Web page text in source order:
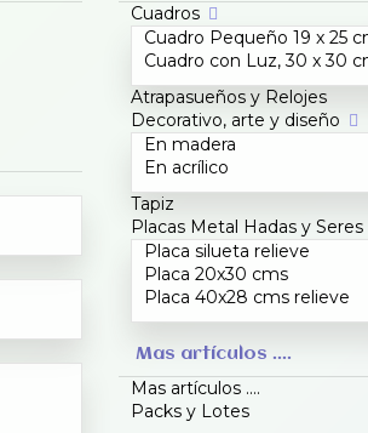
Cuadros
Cuadro Pequeño 19 x 25
Cuadro con Luz, 30 x 30
Atrapasueños y Relojes
Decorativo, arte y diseño
En madera
En acrílico
Tapiz
Placas Metal Hadas y
Placa silueta relieve
Placa 20x30 cms
Placa 40x28 cms relieve
Mas artículos ....
Mas artículos ....
Packs y Lotes